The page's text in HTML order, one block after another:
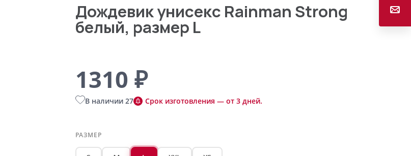
Дождевик унисекс Rainman Strong
белый, размер L
1310 ₽
В наличии 27 Срок изготовления — от 3 дней.
РАЗМЕР